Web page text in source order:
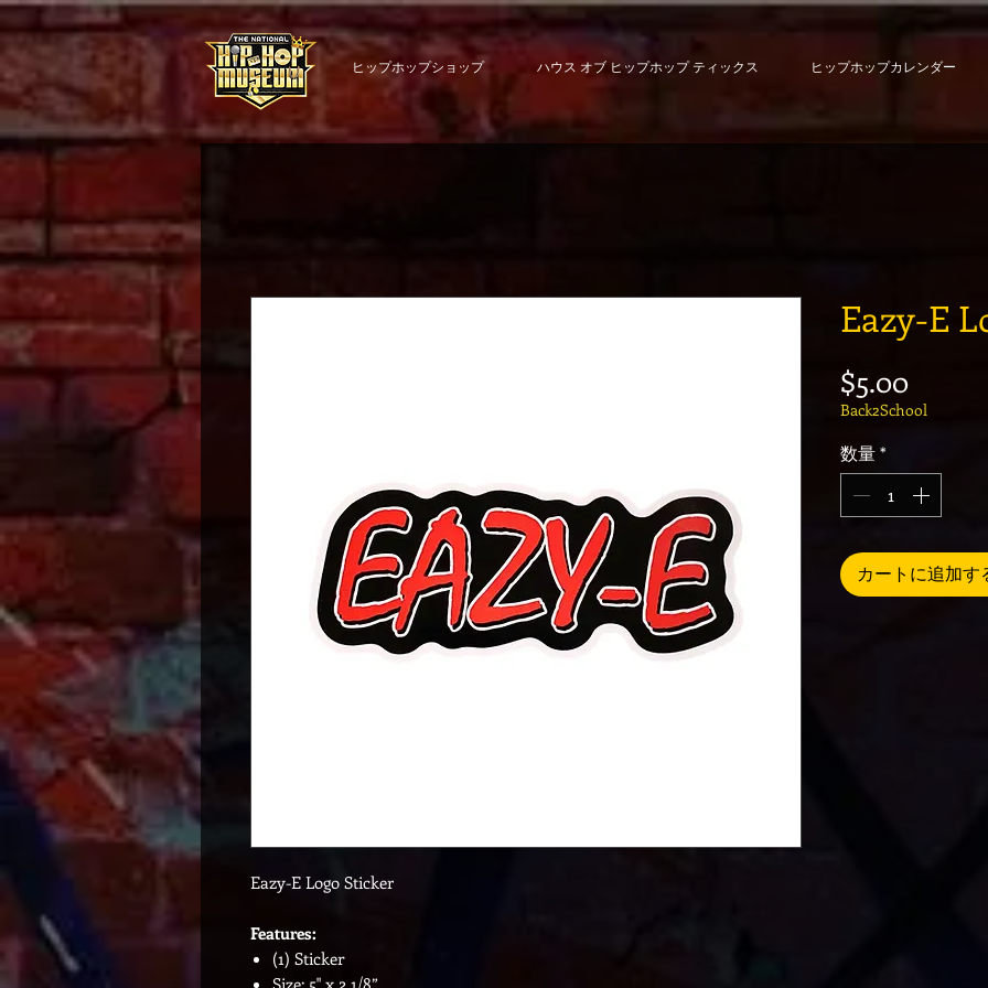
ヒップホップショップ ハウス オブ ヒップホップ ティックス ヒップホップカレンダー
Eazy-E Logo Sticker
Features:
(1) Sticker
Size: 5" x 2 1/8”
Eazy-E
$5.00価格
Back2School
数量*
カートに追加す